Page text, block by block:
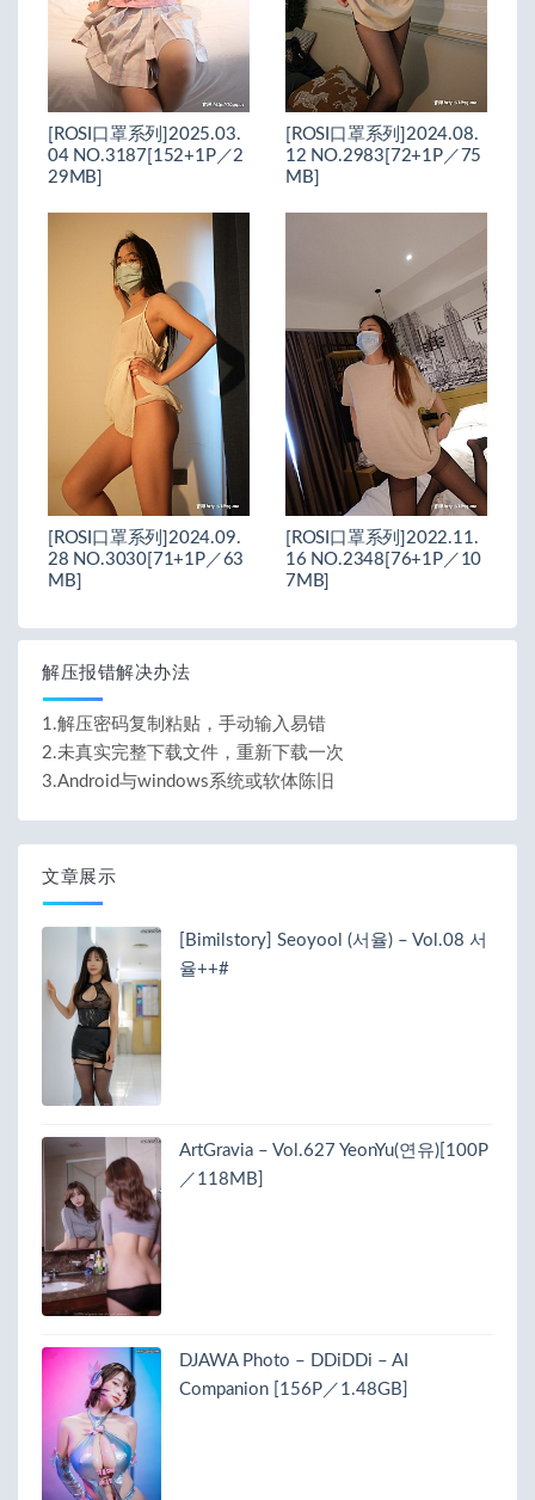
[ROSI口罩系列]2025.03.
04 NO.3187[152+1P／2
29MB]
[ROSI口罩系列]2024.08.
12 NO.2983[72+1P／75
MB]
[ROSI口罩系列]2024.09.
28 NO.3030[71+1P／63
MB]
[ROSI口罩系列]2022.11.
16 NO.2348[76+1P／10
7MB]
解压报错解决办法
1.解压密码复制粘贴，手动输入易错
2.未真实完整下载文件，重新下载一次
3.Android与windows系统或软体陈旧
文章展示
[Bimilstory] Seoyool (서율) – Vol.08 서
율++#
ArtGravia – Vol.627 YeonYu(연유)[100P
／118MB]
DJAWA Photo – DDiDDi – AI
Companion [156P／1.48GB]